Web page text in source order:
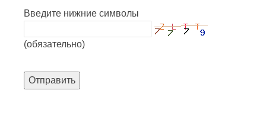
Введите нижние символы
(обязательно)
Отправить